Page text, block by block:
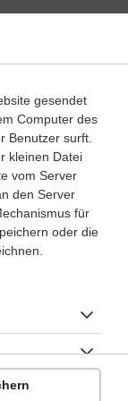
einer
nicht
Vergrößerung
mehr Energie
spielt
wichtige Rolle.
zwischen den
gleich stark und
gesendet
Computer des
Benutzer surft.
kleinen Datei
vom Server
den Server
für
oder die